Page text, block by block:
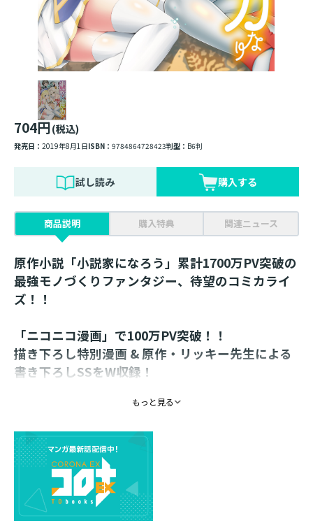
704円(税込)
発売日： 2019年8月1日ISBN： 9784864728423判型： B6判
試し読み 購入する
商品説明 購入特典 関連ニュース
原作小説「小説家になろう」累計1700万PV突破の
最強モノづくりファンタジー、待望のコミカライ
ズ！！
「ニコニコ漫画」で100万PV突破！！
描き下ろし特別漫画 & 原作・リッキー先生による
書き下ろしSSをW収録！
勇者の血筋に転生し、魔法を使うために毎日コツコツと
魔力を鍛え続けてきたレオンス。
ある日、自分の適性魔法である『創造魔法』が、世間で
はハズレ扱いされていることを知る。
しかし、レオンスは桁外れの魔力を駆使して、『創造魔
法』を強力なアイテムを生み出す便利魔法へと変貌させ
もっと見る